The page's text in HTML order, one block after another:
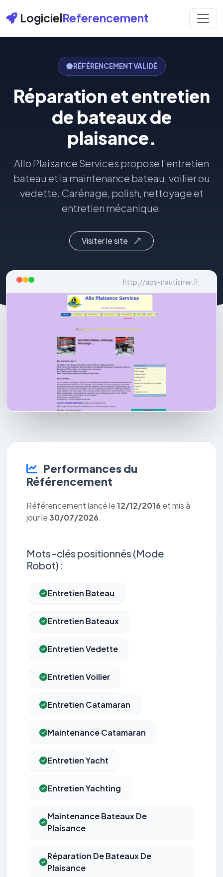
LogicielReferencement
RÉFÉRENCEMENT VALIDÉ
Réparation et entretien
de bateaux de
plaisance.
Allo Plaisance Services propose l'entretien
bateau et la maintenance bateau, voilier ou
vedette. Carénage, polish, nettoyage et
entretien mécanique.
Visiter le site
http://aps-nautisme.fr
Performances du
Référencement
Référencement lancé le12/12/2016 et mis à
jour le30/07/2026.
Mots-clés positionnés (Mode
Robot) :
Entretien Bateau
Entretien Bateaux
Entretien Vedette
Entretien Voilier
Entretien Catamaran
Maintenance Catamaran
Entretien Yacht
Entretien Yachting
Maintenance Bateaux De
Plaisance
Réparation De Bateaux De
Plaisance